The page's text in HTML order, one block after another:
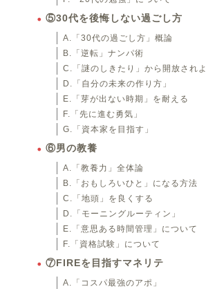
⑤30代を後悔しない過ごし方
A.「30代の過ごし方」概論
B.「逆転」ナンパ術
C.「謎のしきたり」から開放されよ
D.「自分の未来の作り方」
E.「芽が出ない時期」を耐える
F.「先に進む勇気」
G.「資本家を目指す」
⑥男の教養
A.「教養力」全体論
B.「おもしろいひと」になる方法
C.「地頭」を良くする
D.「モーニングルーティン」
E.「意思ある時間管理」について
F.「資格試験」について
⑦FIREを目指すマネリテ
A.「コスパ最強のアポ」